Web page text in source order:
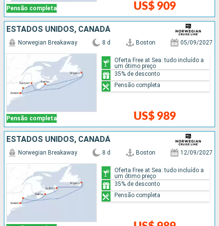
Pensão completa US$ 909
ESTADOS UNIDOS, CANADÁ
Pensão completa
Norwegian Breakaway 8 d Boston 05/09/2027
US$ 989
Oferta Free at Sea: tudo incluído a
um ótimo preço
35% de desconto
Pensão completa
ESTADOS UNIDOS, CANADÁ
Norwegian Breakaway 8 d Boston 12/09/2027
Oferta Free at Sea: tudo incluído a
um ótimo preço
35% de desconto
Pensão completa